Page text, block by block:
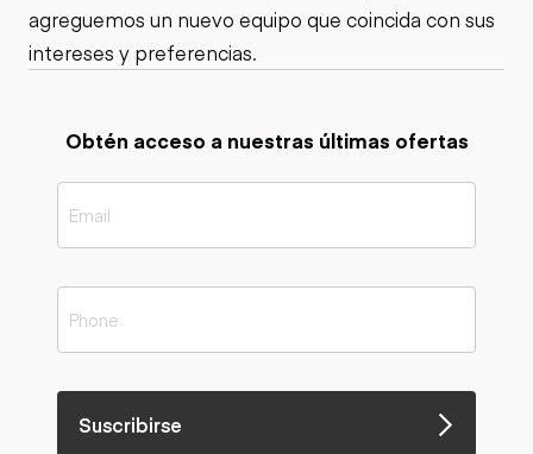
agreguemos un nuevo equipo que coincida con sus
intereses y preferencias.
Obtén acceso a nuestras últimas ofertas
Suscribirse